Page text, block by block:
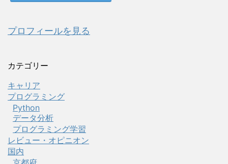
プロフィールを見る
カテゴリー
キャリア
プログラミング
Python
データ分析
プログラミング学習
レビュー・オピニオン
国内